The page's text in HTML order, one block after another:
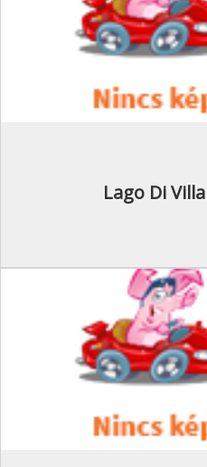
Lago Di Villa